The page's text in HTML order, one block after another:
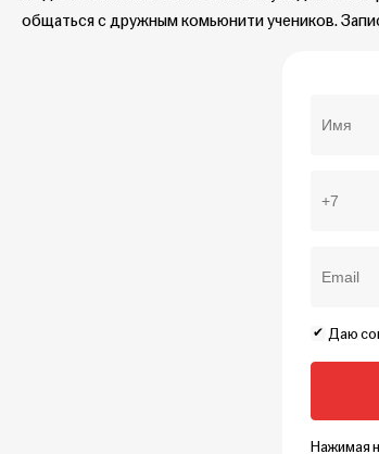
общаться с дружным комьюнити учеников.
Даю
Нажимая